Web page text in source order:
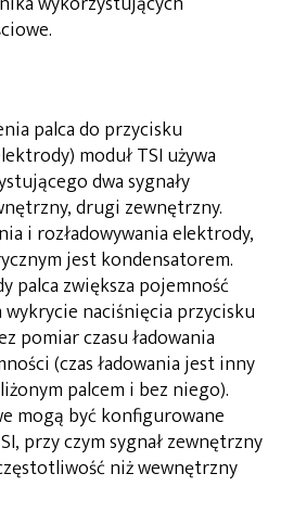
palca do przycisku
moduł TSI używa
dwa sygnały
drugi zewnętrzny.
i rozładowywania elektrody,
jest kondensatorem.
palca zwiększa pojemność
naciśnięcia przycisku
pomiar czasu ładowania
(czas ładowania jest inny
palcem i bez niego).
mogą być konfigurowane
przy czym sygnał zewnętrzny
niż wewnętrzny